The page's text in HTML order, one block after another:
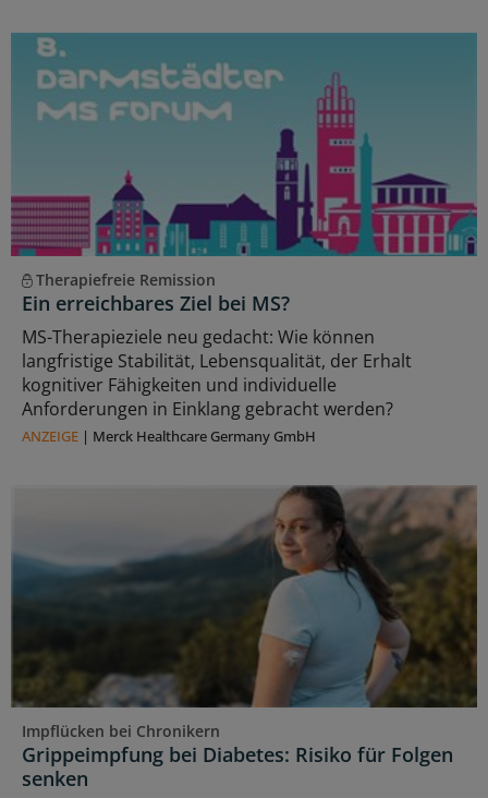
Therapiefreie Remission
Ein erreichbares Ziel bei MS?
MS-Therapieziele neu gedacht: Wie können
langfristige Stabilität, Lebensqualität, der Erhalt
kognitiver Fähigkeiten und individuelle
Anforderungen in Einklang gebracht werden?
ANZEIGE | Merck Healthcare Germany GmbH
Impflücken bei Chronikern
Grippeimpfung bei Diabetes: Risiko für Folgen
senken